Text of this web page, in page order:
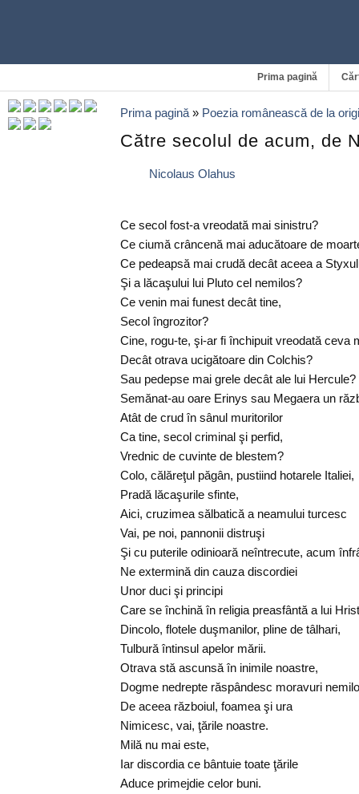
Prima pagină
Prima pagină » Poezia românească de la
Către secolul de acum, de
Nicolaus Olahus
Ce secol fost-a vreodată mai sinistru?
Ce ciumă crâncenă mai aducătoare de
Ce pedeapsă mai crudă decât aceea a
Şi a lăcaşului lui Pluto cel nemilos?
Ce venin mai funest decât tine,
Secol îngrozitor?
Cine, rogu-te, şi-ar fi închipuit vreodată ceva
Decât otrava ucigătoare din Colchis?
Sau pedepse mai grele decât ale lui Hercule?
Semănat-au oare Erinys sau Megaera un
Atât de crud în sânul muritorilor
Ca tine, secol criminal şi perfid,
Vrednic de cuvinte de blestem?
Colo, călăreţul păgân, pustiind hotarele Italiei,
Pradă lăcaşurile sfinte,
Aici, cruzimea sălbatică a neamului turcesc
Vai, pe noi, pannonii distruşi
Şi cu puterile odinioară neîntrecute, acum
Ne extermină din cauza discordiei
Unor duci şi principi
Care se închină în religia preasfântă a lui
Dincolo, flotele duşmanilor, pline de tâlhari,
Tulbură întinsul apelor mării.
Otrava stă ascunsă în inimile noastre,
Dogme nedrepte răspândesc moravuri
De aceea războiul, foamea şi ura
Nimicesc, vai, ţările noastre.
Milă nu mai este,
Iar discordia ce bântuie toate ţările
Aduce primejdie celor buni.